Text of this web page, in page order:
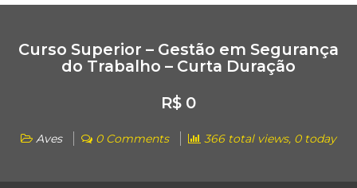
Curso Superior – Gestão em Segurança
do Trabalho – Curta Duração
R$ 0
Aves 0 Comments 366 total views, 0 today